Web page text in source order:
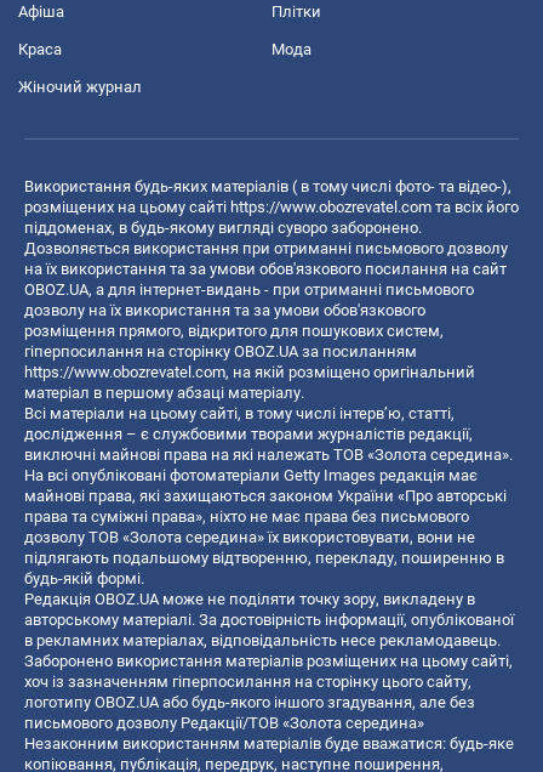
Афіша Плітки
Краса Мода
Жіночий журнал
Використання будь-яких матеріалів ( в тому числі фото- та відео-),
розміщених на цьому сайті https://www.obozrevatel.com та всіх його
піддоменах, в будь-якому вигляді суворо заборонено.
Дозволяється використання при отриманні письмового дозволу
на їх використання та за умови обов'язкового посилання на сайт
OBOZ.UA, а для інтернет-видань - при отриманні письмового
дозволу на їх використання та за умови обов'язкового
розміщення прямого, відкритого для пошукових систем,
гіперпосилання на сторінку OBOZ.UA за посиланням
https://www.obozrevatel.com, на якій розміщено оригінальний
матеріал в першому абзаці матеріалу.
Всі матеріали на цьому сайті, в тому числі інтерв’ю, статті,
дослідження – є службовими творами журналістів редакції,
виключні майнові права на які належать ТОВ «Золота середина».
На всі опубліковані фотоматеріали Getty Images редакція має
майнові права, які захищаються законом України «Про авторські
права та суміжні права», ніхто не має права без письмового
дозволу ТОВ «Золота середина» їх використовувати, вони не
підлягають подальшому відтворенню, перекладу, поширенню в
будь-якій формі.
Редакція OBOZ.UA може не поділяти точку зору, викладену в
авторському матеріалі. За достовірність інформації, опублікованої
в рекламних матеріалах, відповідальність несе рекламодавець.
Заборонено використання матеріалів розміщених на цьому сайті,
хоч із зазначенням гіперпосилання на сторінку цього сайту,
логотипу OBOZ.UA або будь-якого іншого згадування, але без
письмового дозволу Редакції/ТОВ «Золота середина»
Незаконним використанням матеріалів буде вважатися: будь-яке
копiювання, публiкацiя, передрук, наступне поширення,